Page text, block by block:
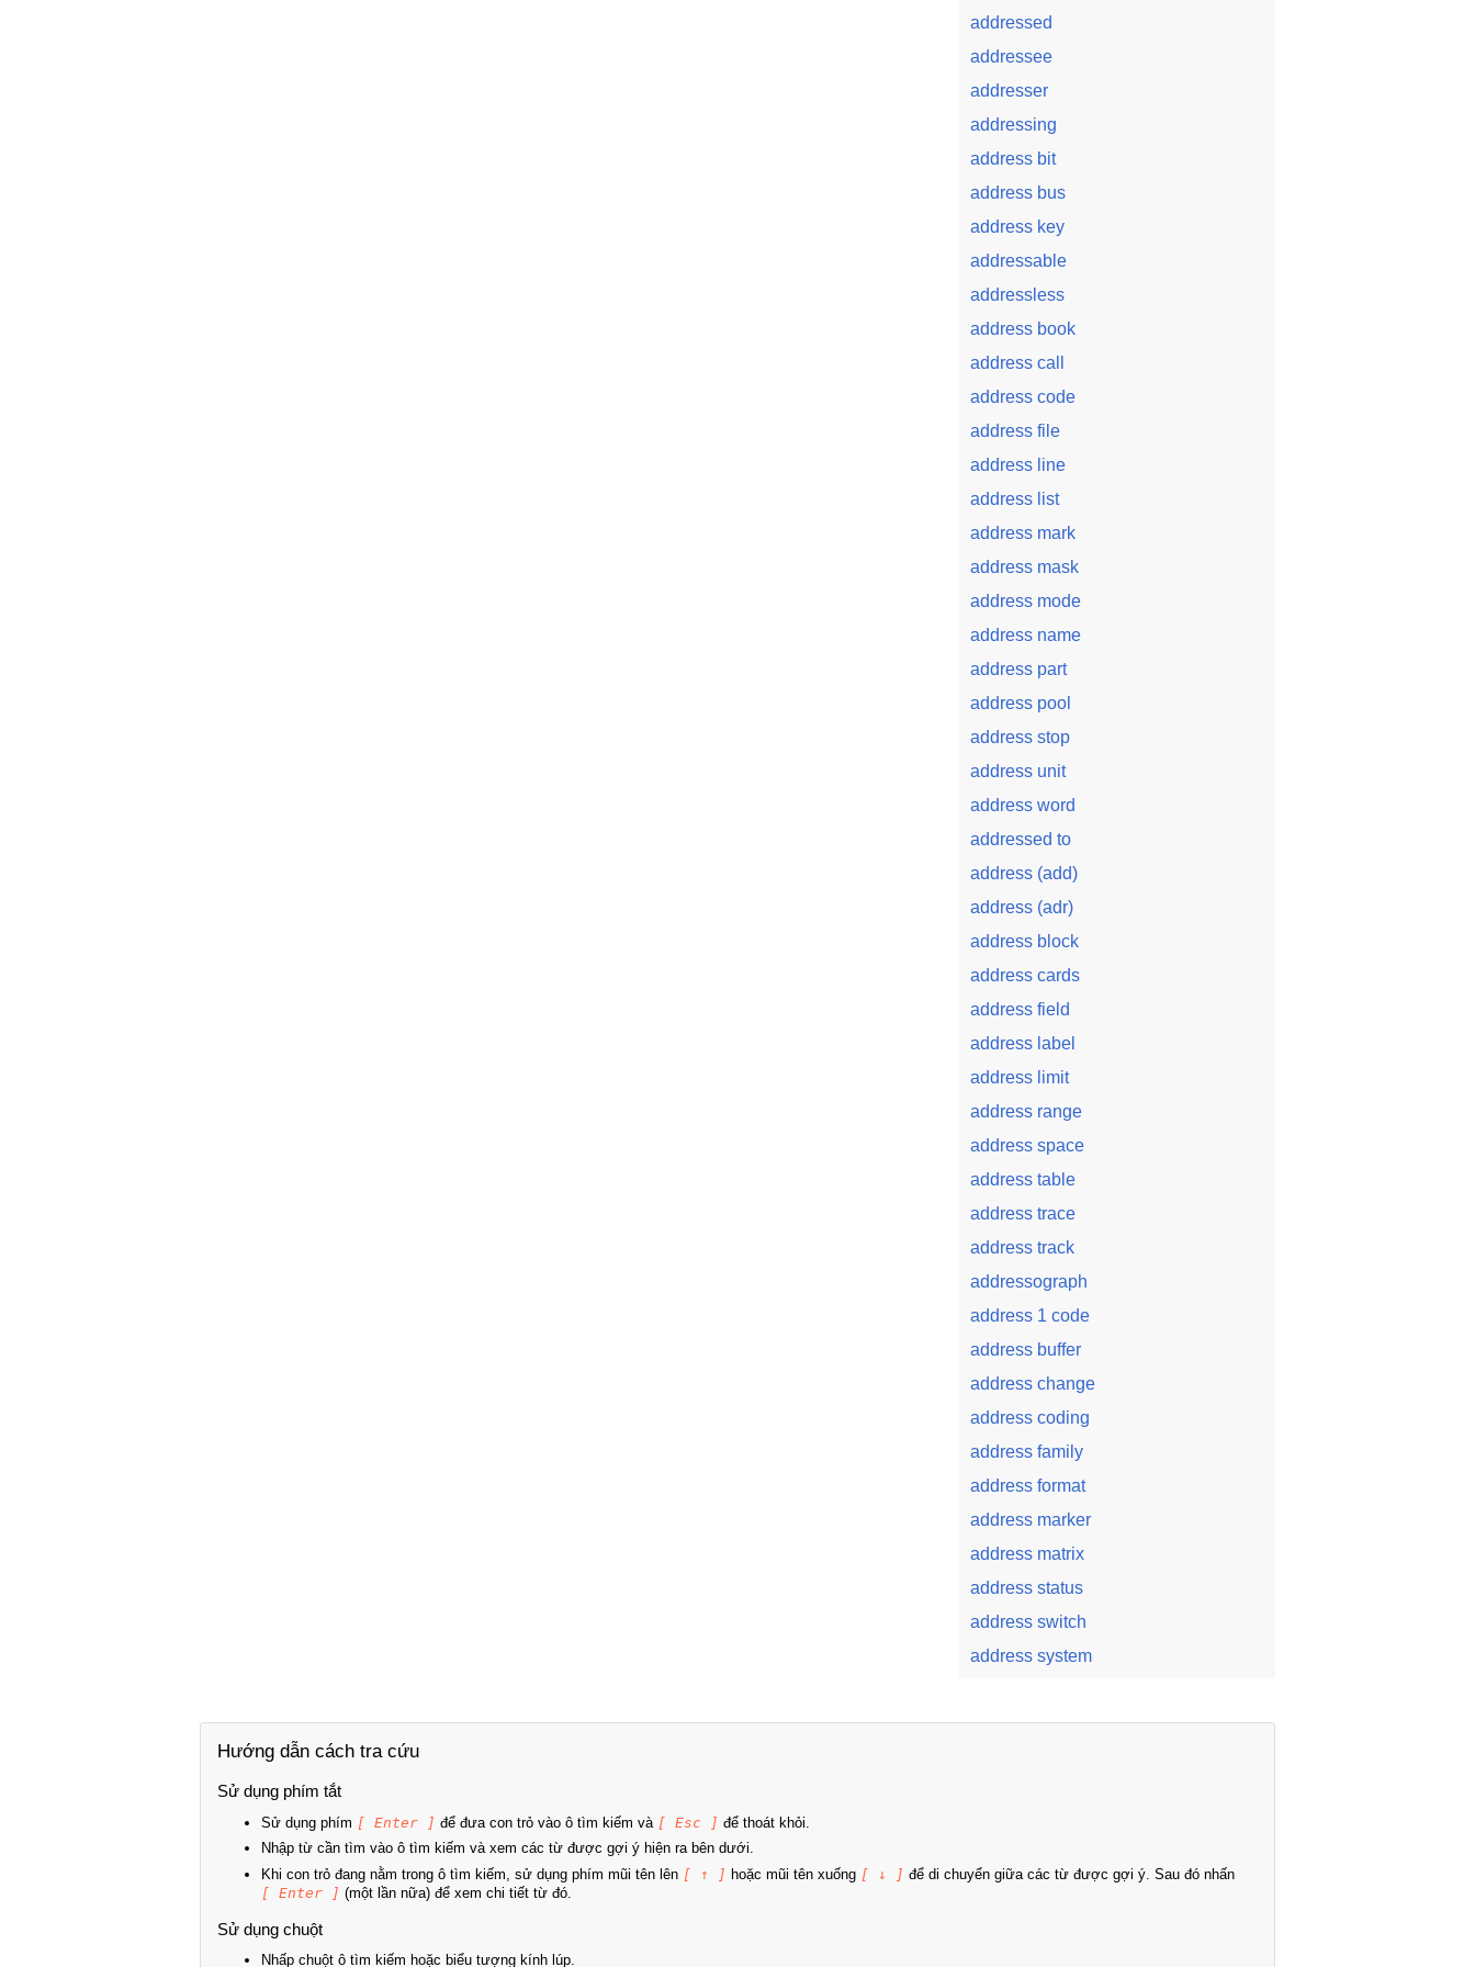
addressed
addressee
addresser
addressing
address bit
address bus
address key
addressable
addressless
address book
address call
address code
address file
address line
address list
address mark
address mask
address mode
address name
address part
address pool
address stop
address unit
address word
addressed to
address (add)
address (adr)
address block
address cards
address field
address label
address limit
address range
address space
address table
address trace
address track
addressograph
address 1 code
address buffer
address change
address coding
address family
address format
address marker
address matrix
address status
address switch
address system
Hướng dẫn cách tra cứu
Sử dụng phím tắt
Sử dụng phím [ Enter ] để đưa con trỏ vào ô tìm kiếm và [ Esc ] để thoát khỏi.
Nhập từ cần tìm vào ô tìm kiếm và xem các từ được gợi ý hiện ra bên dưới.
Khi con trỏ đang nằm trong ô tìm kiếm, sử dụng phím mũi tên lên [ ↑ ] hoặc mũi tên xuống [ ↓ ] để di chuyển giữa các từ được gợi ý. Sau đó nhấn
[ Enter ] (một lần nữa) để xem chi tiết từ đó.
Sử dụng chuột
Nhấp chuột ô tìm kiếm hoặc biểu tượng kính lúp.